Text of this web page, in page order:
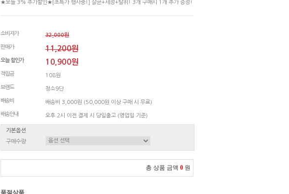
★오늘 3% 추가할인★[초특가 행사중!] 살균+세정+탈취! 3개 구매시 1개 추가 증정!
소비자가 32,000원
판매가 11,200원
오늘 할인가 10,900원
적립금 108원
브랜드 청소9단
배송비 배송비 3,000원 (50,000원 이상 구매 시 무료)
배송안내 오후 2시 이전 결제 시 당일출고 (영업일 기준)
기본옵션
구매수량
총 상품 금액 0 원